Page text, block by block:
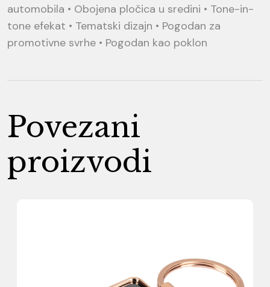
automobila • Obojena pločica u sredini • Tone-in-
tone efekat • Tematski dizajn • Pogodan za
promotivne svrhe • Pogodan kao poklon
Povezani
proizvodi